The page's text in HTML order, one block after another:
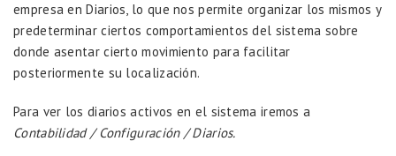
empresa en Diarios, lo que nos permite organizar los mismos y
predeterminar ciertos comportamientos del sistema sobre
donde asentar cierto movimiento para facilitar
posteriormente su localización.
Para ver los diarios activos en el sistema iremos a
Contabilidad / Configuración / Diarios.